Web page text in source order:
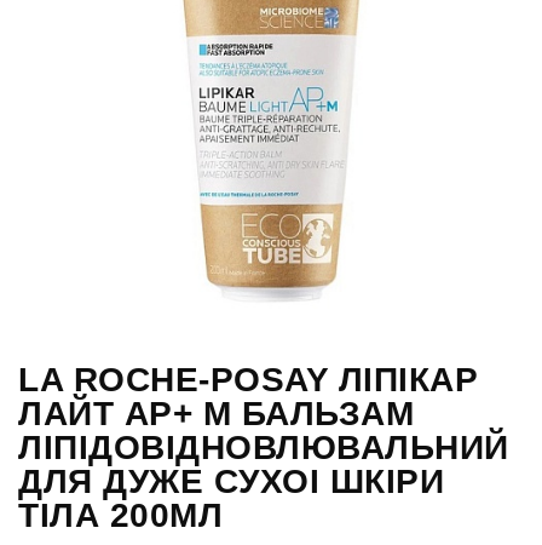
LA ROCHE-POSAY ЛІПІКАР
ЛАЙТ АР+ M БАЛЬЗАМ
ЛІПІДОВІДНОВЛЮВАЛЬНИЙ
ДЛЯ ДУЖЕ СУХОІ ШКІРИ
ТІЛА 200МЛ